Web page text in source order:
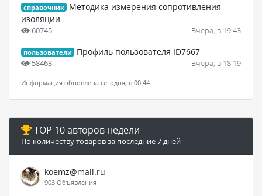
справочник
Методика измерения сопротивления
изоляции
60745 Вчера, в 19:43
пользователи Профиль пользователя ID7667
58463 Вчера, в 18:19
Информация обновлена сегодня, в 00:44
TOP 10 авторов недели
По количеству товаров за последние 7 дней
koemz@mail.ru
903 Объявления